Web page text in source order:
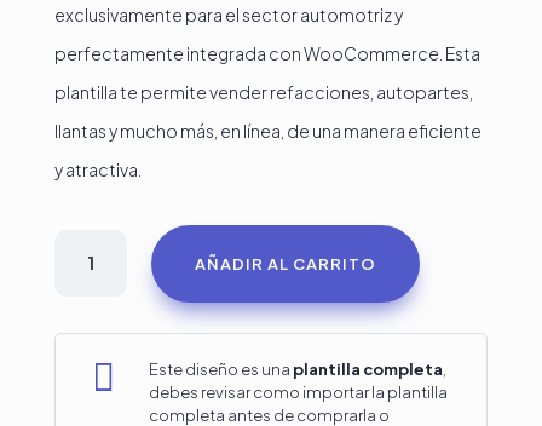
exclusivamente para el sector automotriz y
perfectamente integrada con WooCommerce. Esta
plantilla te permite vender refacciones, autopartes,
llantas y mucho más, en línea, de una manera eficiente
y atractiva.
Autopartes
AÑADIR AL CARRITO
 Este diseño es una plantilla completa
debes revisar como importar la plantilla
completa antes de comprarla o